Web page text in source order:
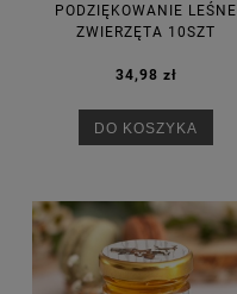
PODZIĘKOWANIE LEŚNE
ZWIERZĘTA 10SZT
34,98 zł
DO KOSZYKA